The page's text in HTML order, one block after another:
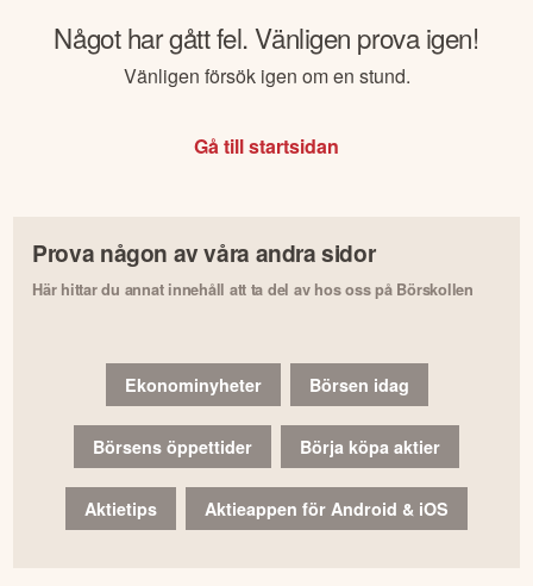
Något har gått fel. Vänligen prova igen!
Vänligen försök igen om en stund.
Gå till startsidan
Prova någon av våra andra sidor
Här hittar du annat innehåll att ta del av hos oss på Börskollen
Ekonominyheter Börsen idag
Börsens öppettider Börja köpa aktier
Aktietips Aktieappen för Android & iOS